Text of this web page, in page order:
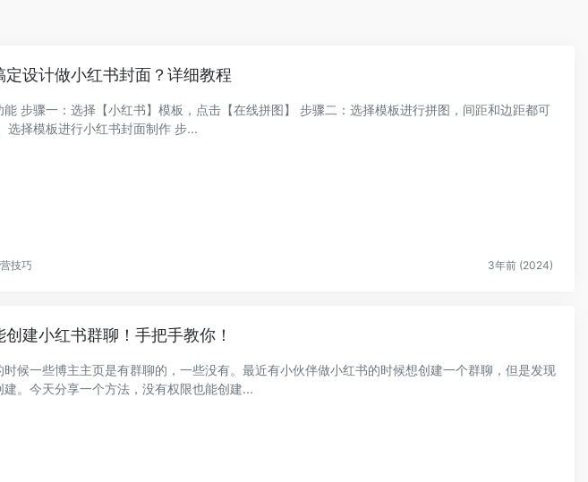
定设计做小红书封面？详细教程
行拼图，间距和边距都可
以调整 二、选择模板进行小红书封面制作 步...
技巧 3年前 (2024)
创建小红书群聊！手把手教你！
时候一些博主主页是有群聊的，一些没有。最近有小伙伴做小红书的时候想创建一个群聊，但是发现
建。今天分享一个方法，没有权限也能创建...